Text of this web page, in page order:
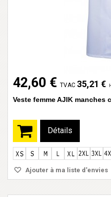
42,60 € TVAC 35,21 €
Veste femme AJIK manches
Détails
Ajouter à ma liste d'envies